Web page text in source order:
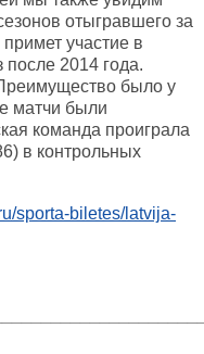
отыгравшего за
участие в
2014 года.
было у
матчи были
команда проиграла
в контрольных
sporta-biletes/latvija-